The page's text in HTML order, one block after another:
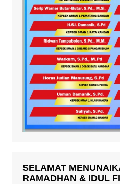
SELAMAT
RAMADHAN & IDUL